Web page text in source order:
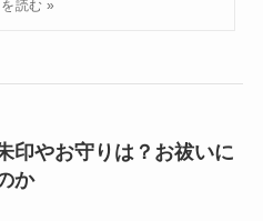
印やお守りは？お祓いに
か